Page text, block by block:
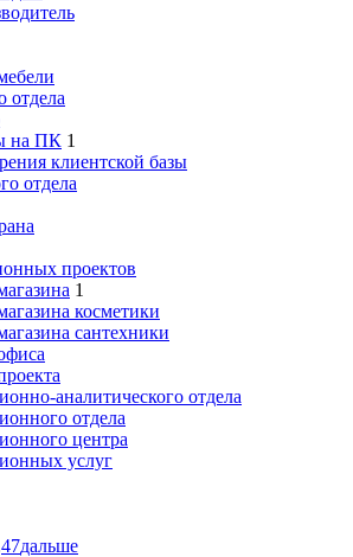
отдела
на ПК 1
клиентской базы
отдела
проектов
1
косметики
сантехники
аналитического отдела
отдела
центра
услуг
47дальше